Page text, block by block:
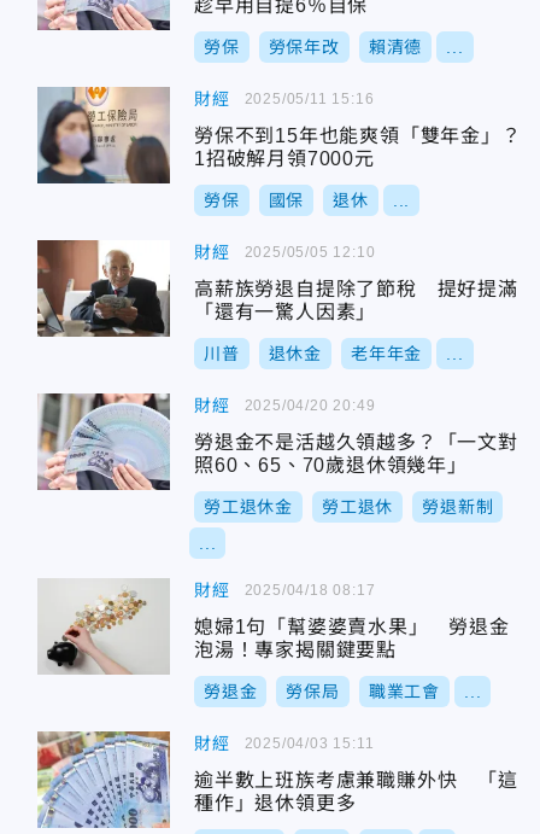
趁早用自提6％自保
勞保 勞保年改 賴清德
財經
勞保不到15年也能爽領「雙年金」？
1招破解月領7000元
勞保 國保 退休
2025/05/11 15:16
財經
高薪族勞退自提除了節稅 提好提滿
「還有一驚人因素」
川普 退休金 老年年金
2025/05/05 12:10
財經
勞退金不是活越久領越多？「一文對
照60、65、70歲退休領幾年」
勞工退休金 勞工退休 勞退新制
2025/04/20 20:49
財經
媳婦1句「幫婆婆賣水果」 勞退金
泡湯！專家揭關鍵要點
勞退金 勞保局 職業工會
2025/04/18 08:17
財經
逾半數上班族考慮兼職賺外快 「這
種作」退休領更多
2025/04/03 15:11